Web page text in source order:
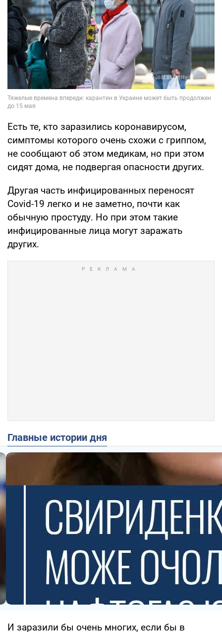
Есть те, кто заразились коронавирусом,
симптомы которого очень схожи с гриппом,
не сообщают об этом медикам, но при этом
сидят дома, не подвергая опасности других.
Другая часть инфицированных переносят
Covid-19 легко и не заметно, почти как
обычную простуду. Но при этом такие
инфицированные лица могут заражать
других.
Главные истории дня
И заразили бы очень многих, если бы в